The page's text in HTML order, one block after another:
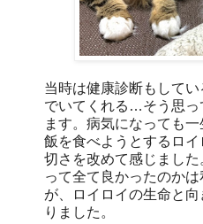
当時は健康診断もして
でいてくれる…そう思っ
ます。病気になっても
飯を食べようとするロ
切さを改めて感じまし
って全て良かったのか
が、ロイロイの生命と
りました。